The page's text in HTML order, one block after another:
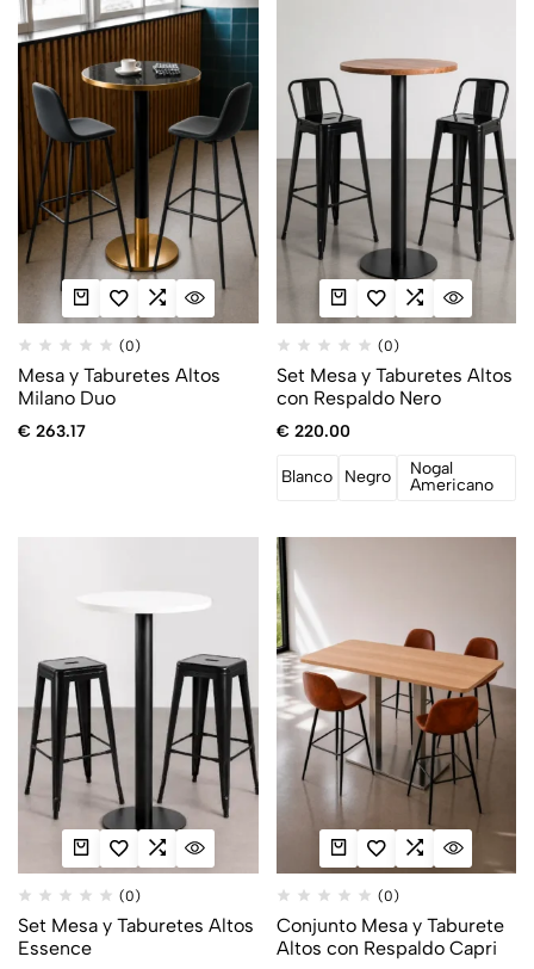
(0)
Mesa y Taburetes Altos
Milano Duo
€ 263.17
(0)
Set Mesa y Taburetes Altos
con Respaldo Nero
€ 220.00
Blanco Negro
Nogal
Americano
(0)
Set Mesa y Taburetes Altos
Essence
(0)
Conjunto Mesa y Taburete
Altos con Respaldo Capri